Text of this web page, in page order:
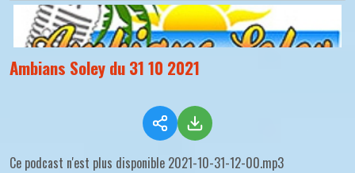
Ambians Soley du 31 10 2021
Ce podcast n'est plus disponible 2021-10-31-12-00.mp3